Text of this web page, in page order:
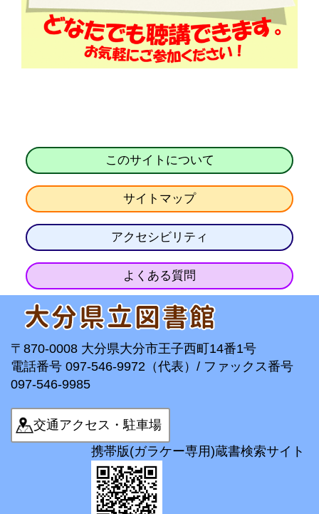
このサイトについて
サイトマップ
アクセシビリティ
よくある質問
〒870-0008 大分県大分市王子西町14番1号
電話番号 097-546-9972（代表）/ ファックス番号
097-546-9985
交通アクセス・駐車場
携帯版(ガラケー専用)蔵書検索サイト